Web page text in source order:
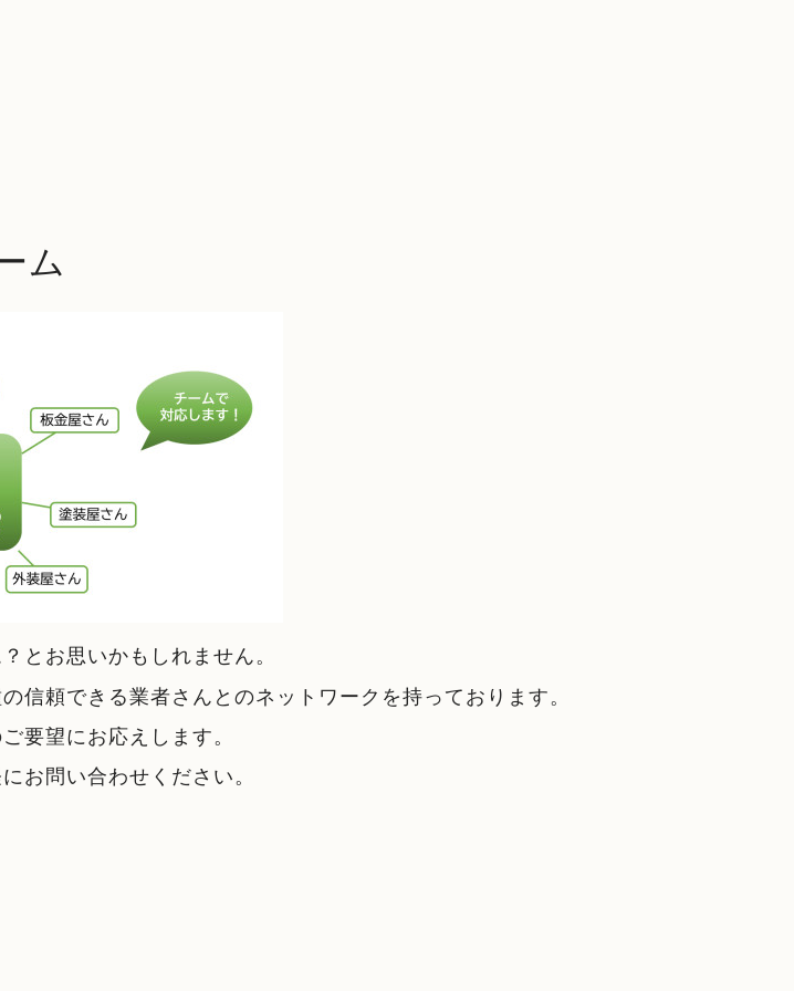
ム
とお思いかもしれません。
信頼できる業者さんとのネットワークを持っております。
要望にお応えします。
お問い合わせください。